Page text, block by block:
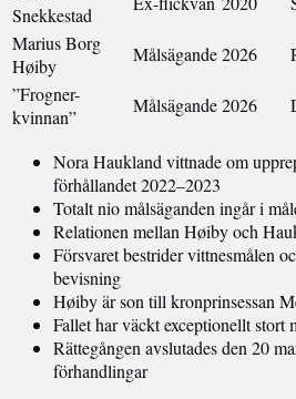
Snekkestad
Marius Borg
Høiby
Målsägande2026
”Frogner-
kvinnan”
Målsägande2026
Nora Haukland vittnade om
förhållandet 2022–2023
Totalt nio målsäganden ingår i
Relationen mellan Høiby och
Försvaret bestrider vittnesmålen
bevisning
Høiby är son till kronprinsessan
Fallet har väckt exceptionellt stort
Rättegången avslutades den 20
förhandlingar